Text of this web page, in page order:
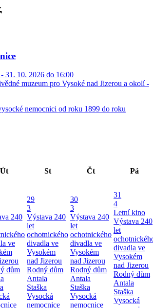
31. 10. 2026 do 16:00
muzeum pro Vysoké nad Jizerou a okolí -
nemocnici od roku 1899 do roku
Út St Čt Pá
240
ve
dům
29
3
Výstava 240
let
ochotnického
divadla ve
Vysokém
nad Jizerou
Rodný dům
Antala
Staška
Vysocká
nemocnice
30
3
Výstava 240
let
ochotnického
divadla ve
Vysokém
nad Jizerou
Rodný dům
Antala
Staška
Vysocká
nemocnice
31
4
Letní kino
Výstava 240
let
divadla ve
Vysokém
nad Jizerou
Rodný dům
Antala
Staška
Vysocká